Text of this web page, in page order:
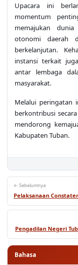
momentum
memajukan
otonomi daerah
berkelanjutan.
instansi terkait
antar lembaga
masyarakat.
berkontribusi
mendorong
Kabupaten Tuban.
Pelaksanaan
Pengadilan Negeri
Bahasa